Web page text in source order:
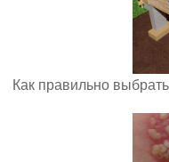
Как правильно